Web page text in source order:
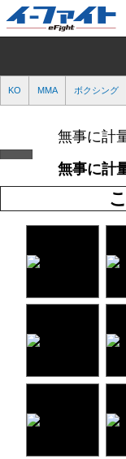
KO MMA ボクシング
無事に計
無事に計